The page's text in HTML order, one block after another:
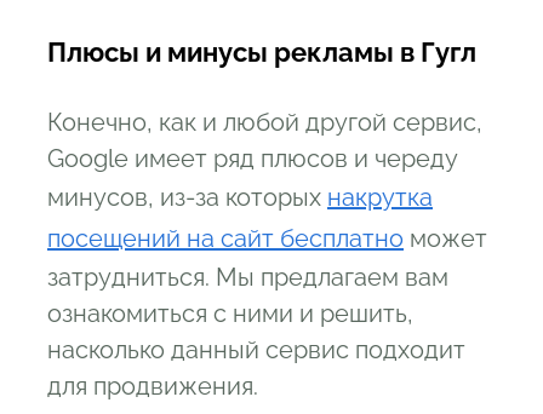
Плюсы и минусы рекламы в Гугл
Конечно, как и любой другой сервис,
Google имеет ряд плюсов и череду
минусов, из-за которых накрутка
посещений на сайт бесплатно может
затрудниться. Мы предлагаем вам
ознакомиться с ними и решить,
насколько данный сервис подходит
для продвижения.